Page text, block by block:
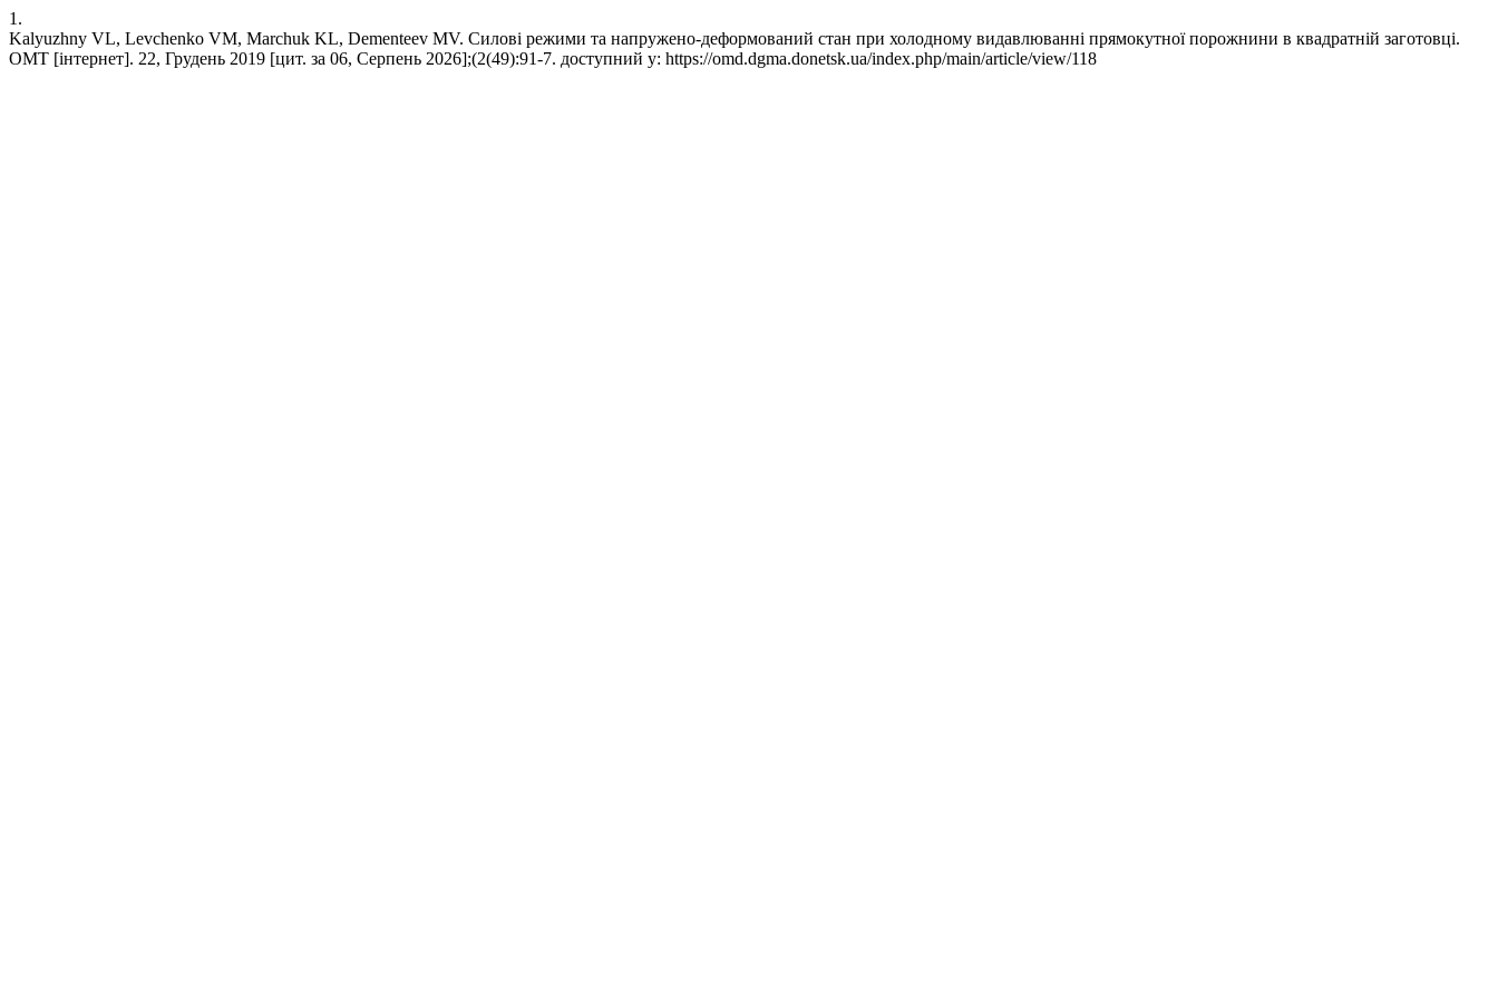
1.
Kalyuzhny VL, Levchenko VM, Marchuk KL, Dementeev MV. Силові режими та напружено-деформований стан при холодному видавлюванні прямокутної порожнини в квадратній заготовці.
ОМТ [інтернет]. 22, Грудень 2019 [цит. за 06, Серпень 2026];(2(49):91-7. доступний у: https://omd.dgma.donetsk.ua/index.php/main/article/view/118